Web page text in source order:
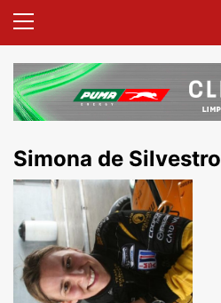
Simona de Silvestro